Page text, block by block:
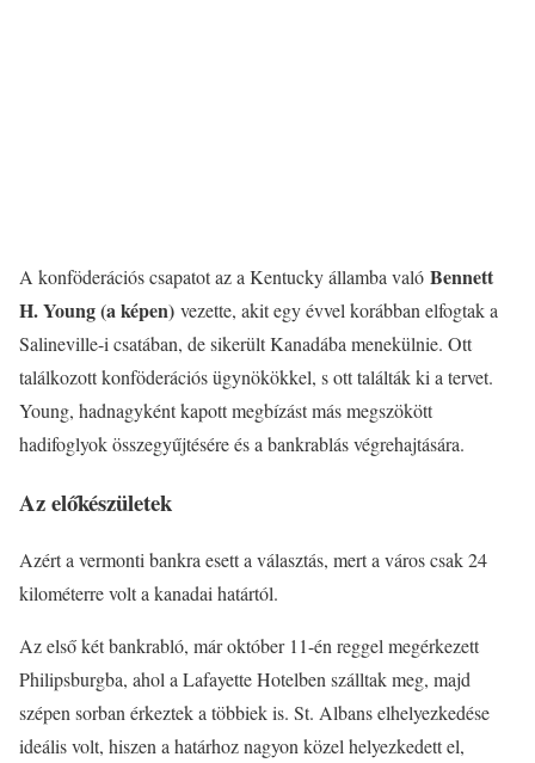
A konföderációs csapatot az a Kentucky államba való Bennett
H. Young (a képen) vezette, akit egy évvel korábban elfogtak a
Salineville-i csatában, de sikerült Kanadába menekülnie. Ott
találkozott konföderációs ügynökökkel, s ott találták ki a tervet.
Young, hadnagyként kapott megbízást más megszökött
hadifoglyok összegyűjtésére és a bankrablás végrehajtására.
Az előkészületek
Azért a vermonti bankra esett a választás, mert a város csak 24
kilométerre volt a kanadai határtól.
Az első két bankrabló, már október 11-én reggel megérkezett
Philipsburgba, ahol a Lafayette Hotelben szálltak meg, majd
szépen sorban érkeztek a többiek is. St. Albans elhelyezkedése
ideális volt, hiszen a határhoz nagyon közel helyezkedett el,